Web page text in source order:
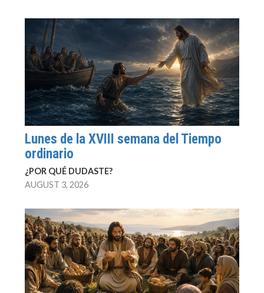
Lunes de la XVIII semana del Tiempo
ordinario
¿POR QUÉ DUDASTE?
AUGUST 3, 2026